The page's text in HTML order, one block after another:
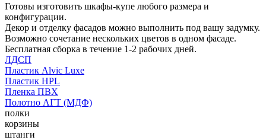
Готовы изготовить шкафы-купе любого размера и
конфигурации.
Декор и отделку фасадов можно выполнить под вашу задумку.
Возможно сочетание нескольких цветов в одном фасаде.
Бесплатная сборка в течение 1-2 рабочих дней.
ЛДСП
Пластик Alvic Luxe
Пластик HPL
Пленка ПВХ
Полотно АГТ (МДФ)
полки
корзины
штанги